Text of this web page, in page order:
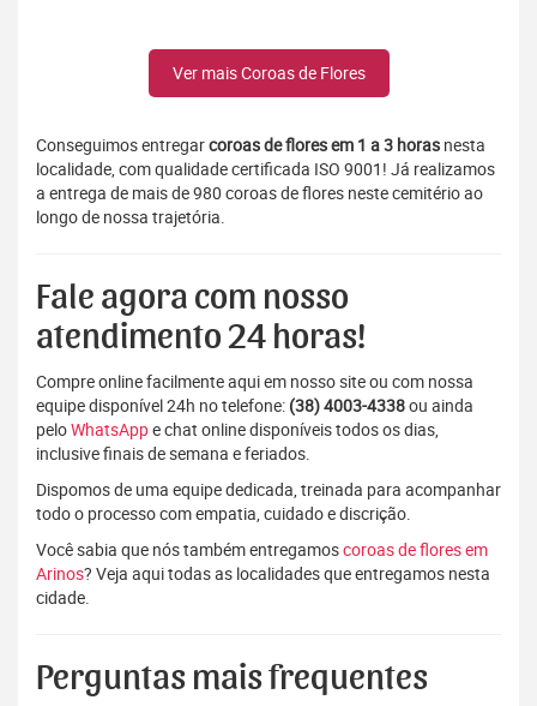
Ver mais Coroas de Flores
Conseguimos entregarcoroas de flores em 1 a 3 horas nesta
localidade, com qualidade certificada ISO 9001! Já realizamos
a entrega de mais de 980 coroas de flores neste cemitério ao
longo de nossa trajetória.
Fale agora com nosso
atendimento 24 horas!
Compre online facilmente aqui em nosso site ou com nossa
equipe disponível 24h no telefone: (38) 4003-4338ou ainda
peloWhatsAppe chat online disponíveis todos os dias,
inclusive finais de semana e feriados.
Dispomos de uma equipe dedicada, treinada para acompanhar
todo o processo com empatia, cuidado e discrição.
Você sabia que nós também entregamoscoroas de flores em
Arinos? Veja aqui todas as localidades que entregamos nesta
cidade.
Perguntas mais frequentes